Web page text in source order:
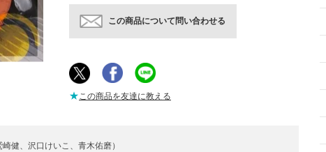
この商品について問い合わせる
★ この商品を友達に教える
健、沢口けいこ、青木佑磨）